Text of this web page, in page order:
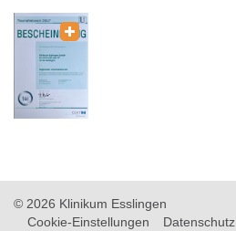
© 2026 Klinikum Esslingen
Cookie-Einstellungen
Datenschutz